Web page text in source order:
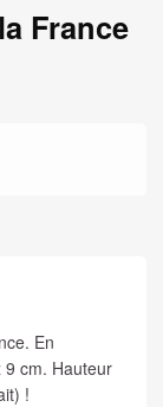
France
En
9 cm. Hauteur
!